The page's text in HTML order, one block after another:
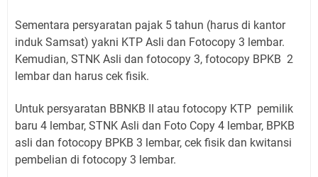
Sementara persyaratan pajak 5 tahun (harus di kantor
induk Samsat) yakni KTP Asli dan Fotocopy 3 lembar.
Kemudian, STNK Asli dan fotocopy 3, fotocopy BPKB 2
lembar dan harus cek fisik.
Untuk persyaratan BBNKB II atau fotocopy KTP pemilik
baru 4 lembar, STNK Asli dan Foto Copy 4 lembar, BPKB
asli dan fotocopy BPKB 3 lembar, cek fisik dan kwitansi
pembelian di fotocopy 3 lembar.